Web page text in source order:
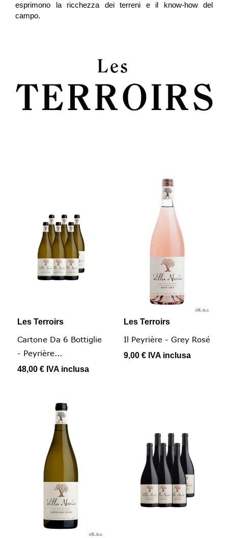
esprimono la ricchezza dei terreni e il know-how del
campo.
Les Terroirs
Cartone Da 6 Bottiglie
- Peyrière...
48,00 € IVA inclusa
Les Terroirs
Il Peyrière - Grey Rosé
9,00 € IVA inclusa